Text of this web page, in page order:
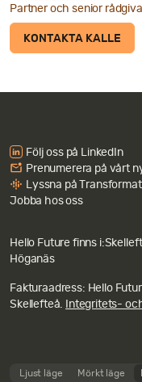
Partner och senior
KONTAKTA KALLE
Följ oss på LinkedIn
Prenumerera på vårt
Lyssna på
Jobba hos oss
Hello Future finns i:
Höganäs
Fakturaadress: Hello
Skellefteå. Integritets-
Ljust läge Mörkt läge